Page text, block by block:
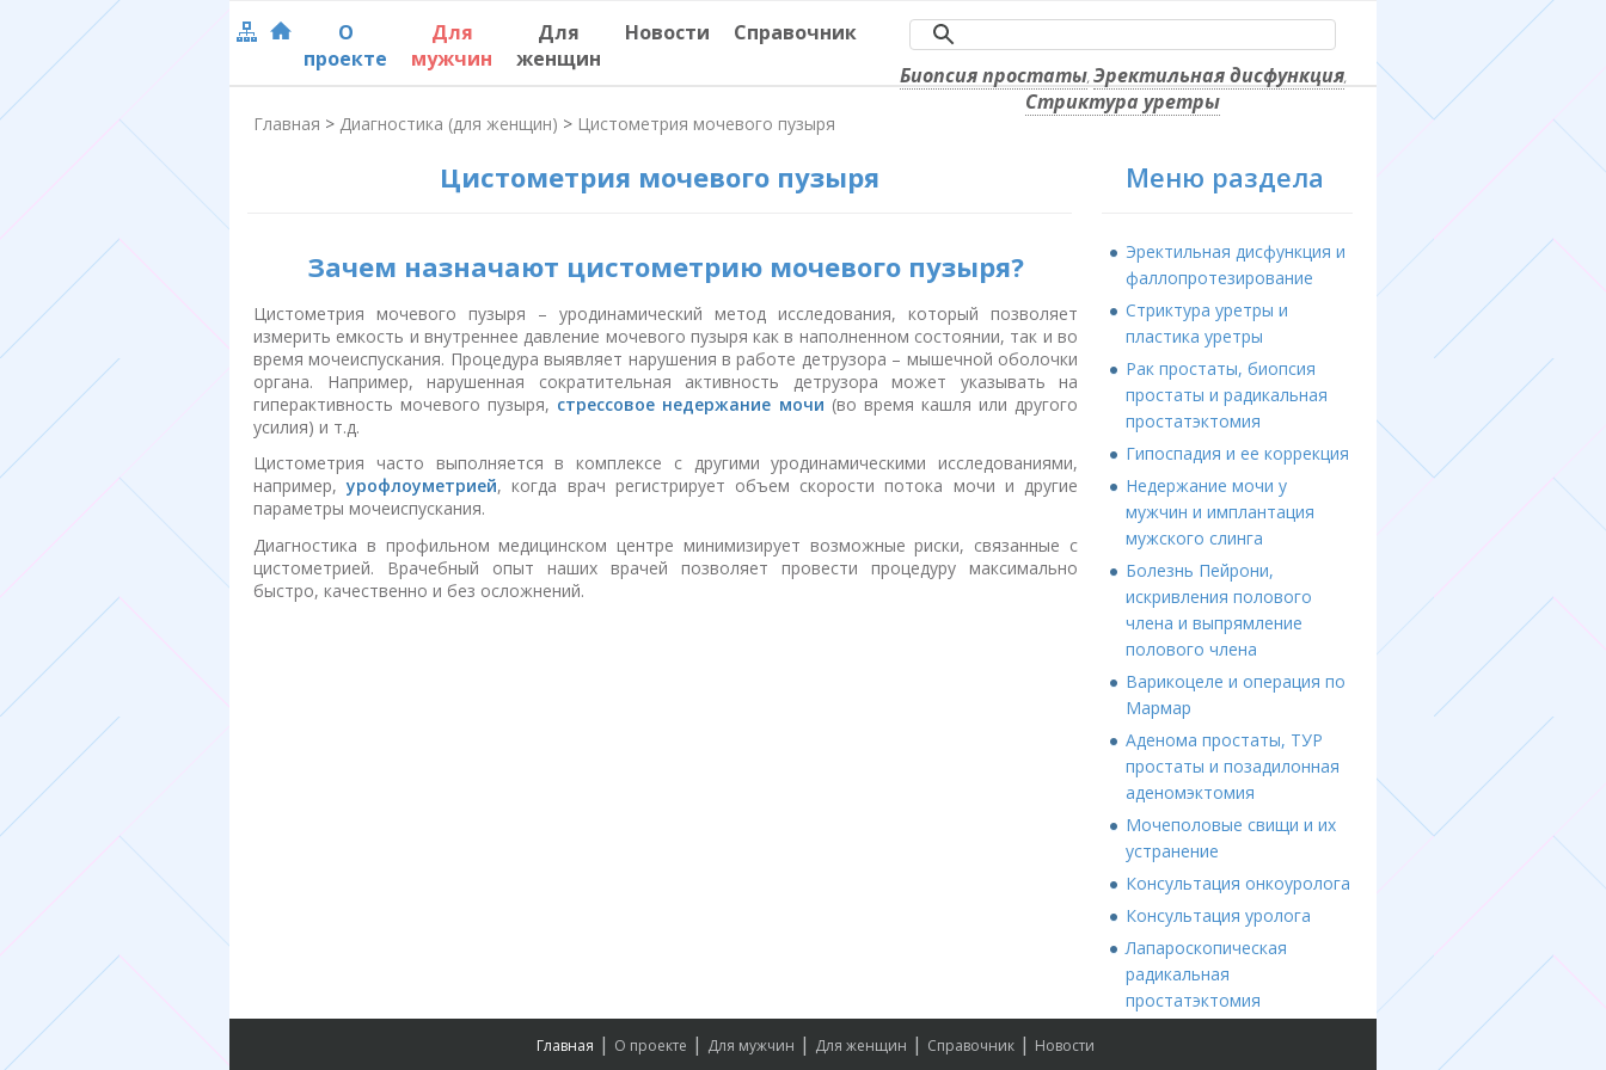
О
проекте
Для
мужчин
Для
женщин
Новости
Справочник
Биопсия простаты, Эректильная дисфункция,
Стриктура уретры
Главная > Диагностика (для женщин) > Цистометрия мочевого пузыря
Цистометрия мочевого пузыря
Зачем назначают цистометрию мочевого пузыря?
Цистометрия мочевого пузыря – уродинамический метод исследования, который позволяет
измерить емкость и внутреннее давление мочевого пузыря как в наполненном состоянии, так и во
время мочеиспускания. Процедура выявляет нарушения в работе детрузора – мышечной оболочки
органа. Например, нарушенная сократительная активность детрузора может указывать на
гиперактивность мочевого пузыря, стрессовое недержание мочи (во время кашля или другого
усилия) и т.д.
Цистометрия часто выполняется в комплексе с другими уродинамическими исследованиями,
например,урофлоуметрией, когда врач регистрирует объем скорости потока мочи и другие
параметры мочеиспускания.
Диагностика в профильном медицинском центре минимизирует возможные риски, связанные с
цистометрией. Врачебный опыт наших врачей позволяет провести процедуру максимально
быстро, качественно и без осложнений.
Меню раздела
Эректильная дисфункция и
фаллопротезирование
Стриктура уретры и
пластика уретры
Рак простаты, биопсия
простаты и радикальная
простатэктомия
Гипоспадия и ее коррекция
Недержание мочи у
мужчин и имплантация
мужского слинга
Болезнь Пейрони,
искривления полового
члена и выпрямление
полового члена
Варикоцеле и операция по
Мармар
Аденома простаты, ТУР
простаты и позадилонная
аденомэктомия
Мочеполовые свищи и их
устранение
Консультация онкоуролога
Консультация уролога
Лапароскопическая
радикальная
простатэктомия
Главная | О проекте | Для мужчин | Для женщин | Справочник| Новости